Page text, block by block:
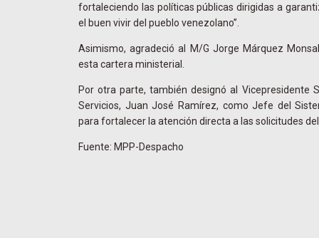
fortaleciendo las políticas públicas dirigidas a
el buen vivir del pueblo venezolano”.
Asimismo, agradeció al M/G Jorge Márquez
esta cartera ministerial.
Por otra parte, también designó al Vicepresidente
Servicios, Juan José Ramírez, como Jefe del
para fortalecer la atención directa a las solicitudes
Fuente: MPP-Despacho